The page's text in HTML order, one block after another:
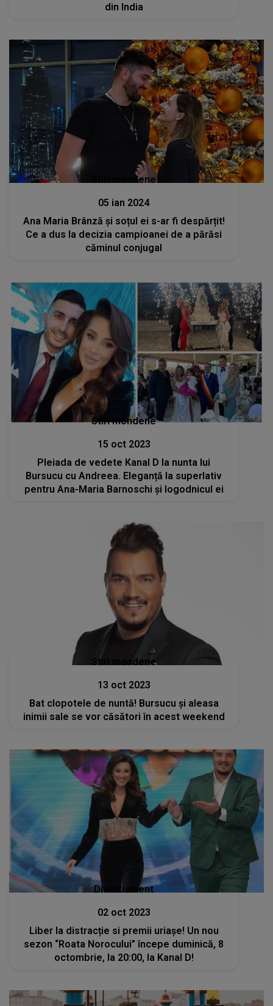
din India
Stiri mondene
05 ian 2024
Ana Maria Brânză și soțul ei s-ar fi despărțit!
Ce a dus la decizia campioanei de a părăsi
căminul conjugal
Stiri mondene
15 oct 2023
Pleiada de vedete Kanal D la nunta lui
Bursucu cu Andreea. Eleganță la superlativ
pentru Ana-Maria Barnoschi și logodnicul ei
Stiri mondene
13 oct 2023
Bat clopotele de nuntă! Bursucu și aleasa
inimii sale se vor căsători în acest weekend
Divertisment
02 oct 2023
Liber la distracție si premii uriașe! Un nou
sezon “Roata Norocului” începe duminică, 8
octombrie, la 20:00, la Kanal D!